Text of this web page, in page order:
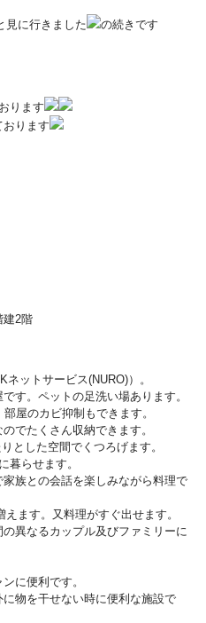
見に行きました
の続きです
ります
おります
建2階
ットサービス(NURO)）。
す。ペットの足洗い場あります。
屋のカビ抑制もできます。
でたくさん収納できます。
とした空間でくつろげます。
暮らせます。
族との会話を楽しみながら料理で
ます。又料理がすぐ出せます。
異なるカップル及びファミリーに
に便利です。
物を干せない時に便利な施設で